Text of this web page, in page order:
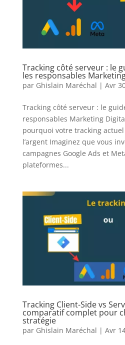
Tracking côté serveur : le
les responsables
par Ghislain Maréchal | Avr
Tracking côté serveur : le
responsables Marketing
pourquoi votre tracking
l’argent Imaginez que vous
campagnes Google Ads et
plateformes...
Tracking Client-Side vs
comparatif complet pour
stratégie
par Ghislain Maréchal | Avr